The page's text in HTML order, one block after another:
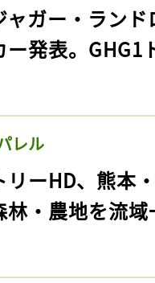
ャガー・ラン
発表。GHG1
レル
リーHD、熊本
林・農地を流